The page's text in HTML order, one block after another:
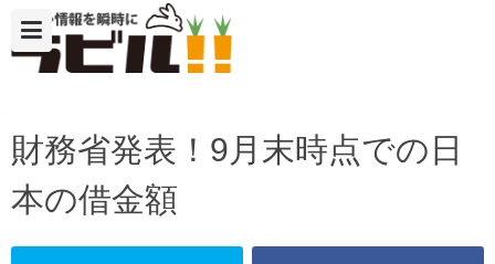
財務省発表！9月末時点での日
本の借金額